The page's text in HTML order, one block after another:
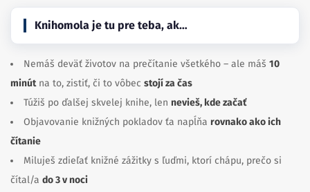
Knihomola je tu pre teba, ak…
Nemáš deväť životov na prečítanie všetkého – ale máš 10
minútna to, zistiť, či to vôbec stojí za čas
Túžiš po ďalšej skvelej knihe, len nevieš, kde začať
Objavovanie knižných pokladov ťa napĺňa rovnako ako ich
čítanie
Miluješ zdieľať knižné zážitky s ľuďmi, ktorí chápu, prečo si
čítal/a do 3 v noci